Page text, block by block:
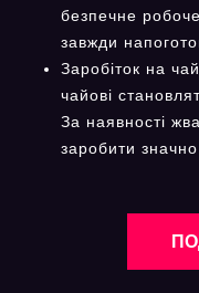
безпечне
завжди
Заробіток на
чайові
За наявності
заробити